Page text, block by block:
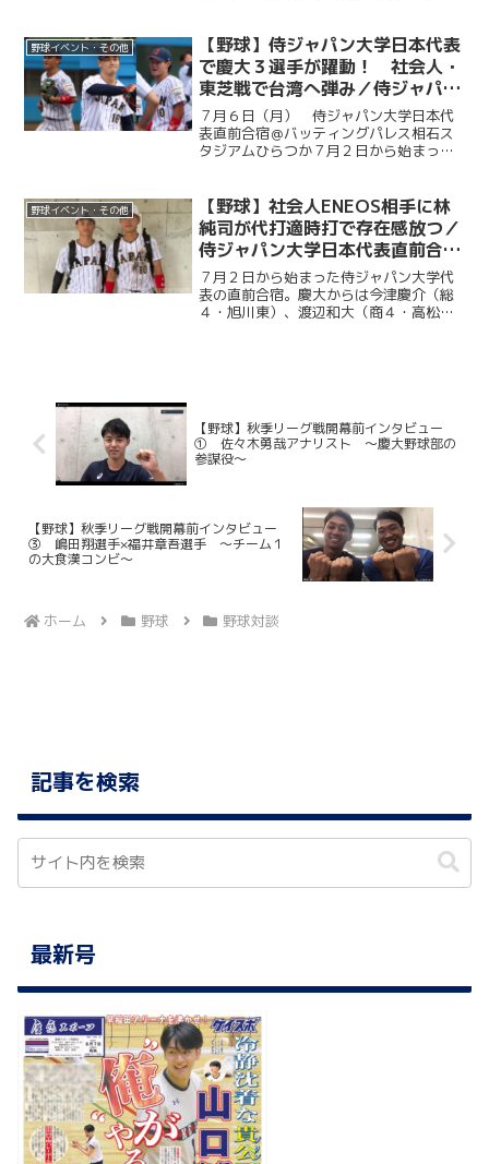
に２度追い付く粘りを見せると、１点ビ...
野球イベント・その他
【野球】侍ジャパン大学日本代表
で慶大３選手が躍動！ 社会人・
東芝戦で台湾へ弾み／侍ジャパン
大学日本代表直前合宿５日目
７月６日（月） 侍ジャパン大学日本代
表直前合宿＠バッティングパレス相石ス
タジアムひらつか７月２日から始まった
大（商４・高松商業）、林純司（環３・
報徳学園）の３選手が選出...
野球イベント・その他
【野球】社会人ENEOS相手に林
純司が代打適時打で存在感放つ／
侍ジャパン大学日本代表直前合宿
３日目
７月２日から始まった侍ジャパン大学代
表の直前合宿。慶大からは今津慶介（総
４・旭川東）、渡辺和大（商４・高松商
【野球】秋季リーグ戦開幕前インタビュー
① 佐々木勇哉アナリスト ～慶大野球部の
参謀役～
【野球】秋季リーグ戦開幕前インタビュー
③ 嶋田翔選手×福井章吾選手 ～チーム１
の大食漢コンビ～
ホーム 野球 野球対談
記事を検索
最新号